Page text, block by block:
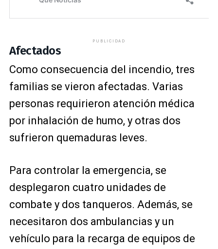
PUBLICIDAD
Afectados
Como consecuencia del incendio, tres
familias se vieron afectadas. Varias
personas requirieron atención médica
por inhalación de humo, y otras dos
sufrieron quemaduras leves.
Para controlar la emergencia, se
desplegaron cuatro unidades de
combate y dos tanqueros. Además, se
necesitaron dos ambulancias y un
vehículo para la recarga de equipos de